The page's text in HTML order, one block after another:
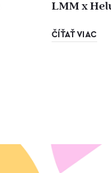
LMM x
ČÍŤAŤ VIAC